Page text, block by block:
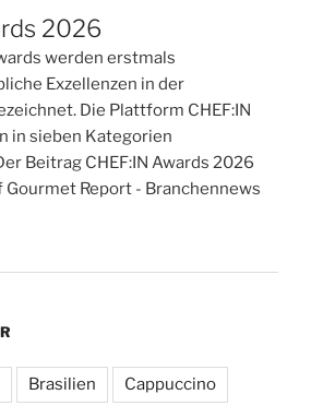
2026
werden erstmals
Exzellenzen in der
Die Plattform CHEF:IN
in sieben Kategorien
Beitrag CHEF:IN Awards 2026
Report - Branchennews
Brasilien Cappuccino